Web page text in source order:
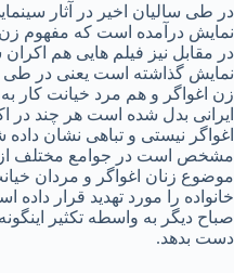
در طی سالیان اخیر در آثار
نمایش درآمده است که مفهوم
در مقابل نیز فیلم هایی هم
نمایش گذاشته است یعنی در
زن اغواگر و هم مرد خیانت کار
ایرانی بدل شده است هر چند در
اغواگر نیستی و تباهی نشان
مشخص است در جوامع مختلف از
موضوع زنان اغواگر و مردان
خانواده را مورد تهدید قرار داده
صباح دیگر به واسطه تکثیر
دست بدهد.